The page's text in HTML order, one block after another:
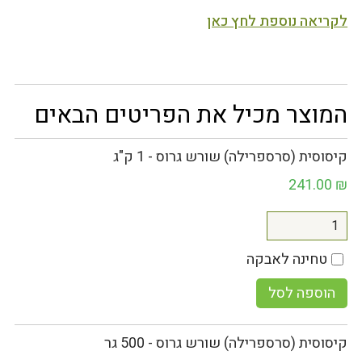
לקריאה נוספת לחץ כאן
המוצר מכיל את הפריטים הבאים
קיסוסית (סרספרילה) שורש גרוס - 1 ק"ג
241.00 ₪
טחינה לאבקה
הוספה לסל
קיסוסית (סרספרילה) שורש גרוס - 500 גר